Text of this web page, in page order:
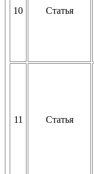
10 Статья
11 Статья